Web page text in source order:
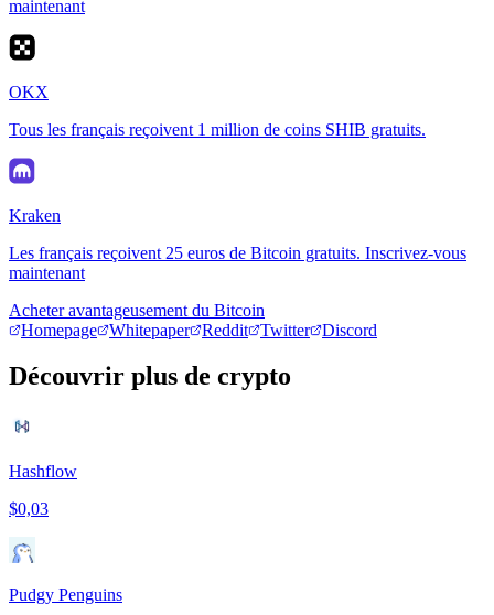
maintenant
OKX
Tous les français reçoivent 1 million de coins SHIB gratuits.
Kraken
Les français reçoivent 25 euros de Bitcoin gratuits. Inscrivez-vous
maintenant
Acheter avantageusement du Bitcoin
Homepage
Whitepaper Reddit Twitter Discord
Découvrir plus de crypto
Hashflow
$0,03
Pudgy Penguins